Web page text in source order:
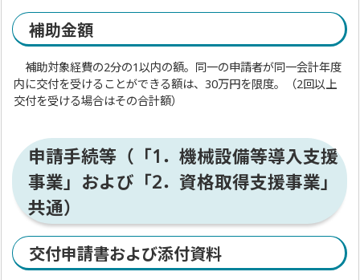
補助金額
補助対象経費の2分の1以内の額。同一の申請者が同一会計年度
内に交付を受けることができる額は、30万円を限度。（2回以上
交付を受ける場合はその合計額）
申請手続等（「1．機械設備等導入支援
事業」および「2．資格取得支援事業」
共通）
交付申請書および添付資料